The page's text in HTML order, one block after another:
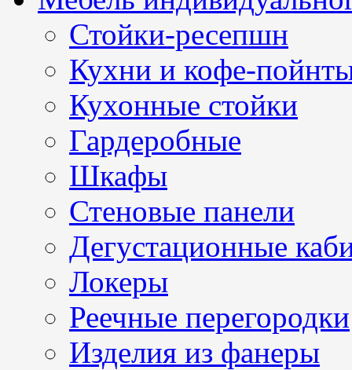
Стойки-ресепшн
Кухни и кофе-
Кухонные стойки
Гардеробные
Шкафы
Стеновые панели
Дегустационные
Локеры
Реечные перегородки
Изделия из фанеры